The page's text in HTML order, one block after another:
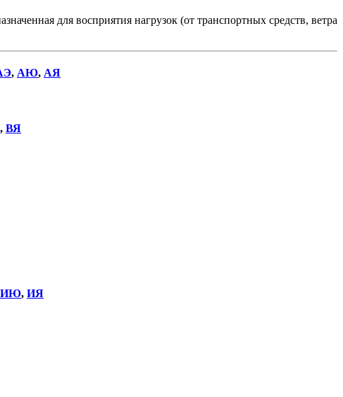
для восприятия нагрузок (от транспортных средств, ветра
, АЮ, АЯ
, ВЯ
ИЮ, ИЯ